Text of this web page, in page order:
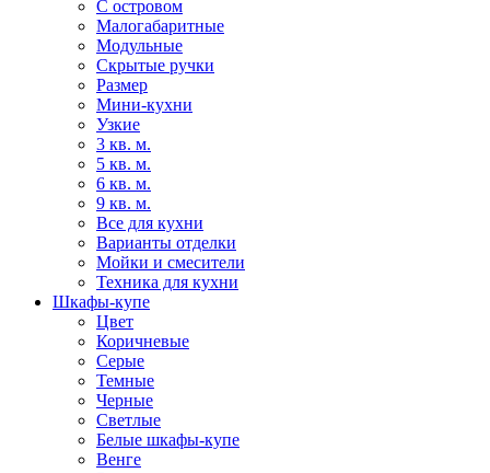
С островом
Малогабаритные
Модульные
Скрытые ручки
Размер
Мини-кухни
Узкие
3 кв. м.
5 кв. м.
6 кв. м.
9 кв. м.
Все для кухни
Варианты отделки
Мойки и смесители
Техника для кухни
Шкафы-купе
Цвет
Коричневые
Серые
Темные
Черные
Светлые
Белые шкафы-купе
Венге